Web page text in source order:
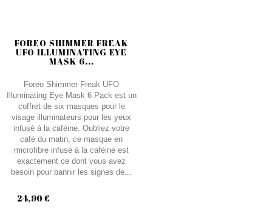
FOREO SHIMMER FREAK
UFO ILLUMINATING EYE
MASK 6...
Foreo Shimmer Freak UFO
Illuminating Eye Mask 6 Pack est un
coffret de six masques pour le
visage illuminateurs pour les yeux
infusé à la caféine. Oubliez votre
café du matin, ce masque en
microfibre infusé à la caféine est
exactement ce dont vous avez
besoin pour bannir les signes de...
24,90 €